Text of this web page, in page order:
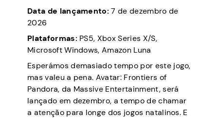
Data de lançamento:7 de dezembro de
2026
Plataformas:PS5, Xbox Series X/S,
Microsoft Windows, Amazon Luna
Esperámos demasiado tempo por este jogo,
mas valeu a pena. Avatar: Frontiers of
Pandora, da Massive Entertainment, será
lançado em dezembro, a tempo de chamar
a atenção para longe dos jogos natalinos. E